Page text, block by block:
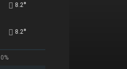
8.2°
8.2°
0%